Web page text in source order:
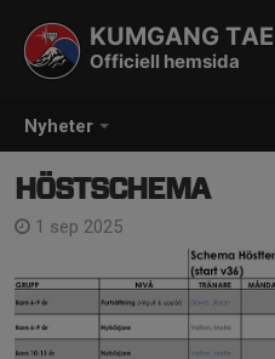
Nyheter
KUMGANG
Officiell hemsida
HÖSTSCHEMA
1 sep 2025